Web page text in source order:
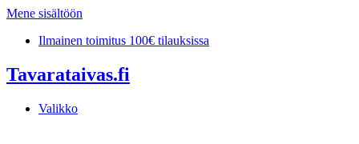
Mene sisältöön
Ilmainen toimitus 100€ tilauksissa
Tavarataivas.fi
Valikko